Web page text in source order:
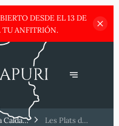
DESDE EL 13 DE
TU ANFITRIÓN.
Calda
Les Plats du